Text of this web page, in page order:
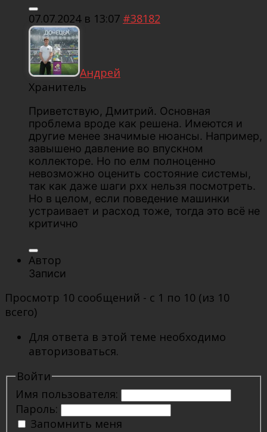
07.07.2024 в 13:07 #38182
Андрей
Хранитель
Приветствую, Дмитрий. Основная
проблема вроде как решена. Имеются и
другие менее значимые нюансы. Например,
завышено давление во впускном
коллекторе. Но по елм полноценно
невозможно оценить состояние системы,
так как даже шаги рхх нельзя посмотреть.
Но в целом, если поведение машинки
устраивает и расход тоже, тогда это всё не
критично
Автор
Записи
Просмотр 10 сообщений - с 1 по 10 (из 10
всего)
Для ответа в этой теме необходимо
авторизоваться.
Войти
Имя пользователя:
Пароль:
Запомнить меня